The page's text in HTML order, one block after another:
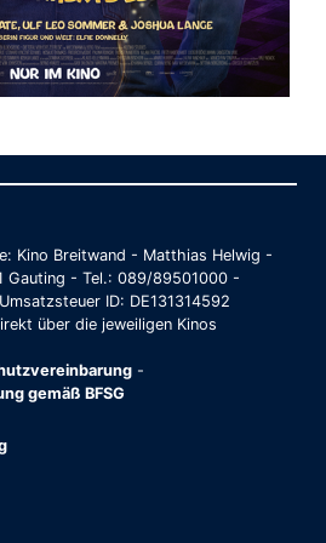
Kino Breitwand - Matthias Helwig -
Gauting - Tel.: 089/89501000 -
ID: DE131314592
über die jeweiligen Kinos
-
gemäß BFSG